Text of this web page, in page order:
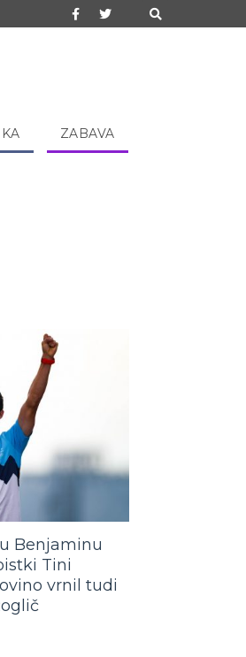
ZABAVA
Benjaminu
Tini
vrnil tudi